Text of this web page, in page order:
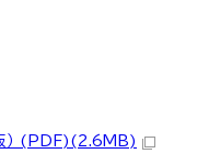
版） (PDF)(2.6MB)